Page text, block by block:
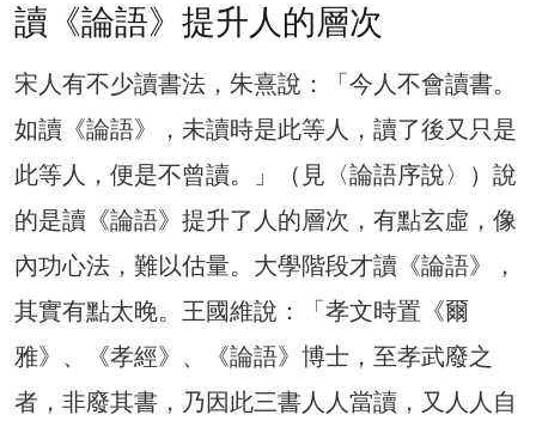
讀《論語》提升人的層次
宋人有不少讀書法，朱熹說：「今人不會讀書。
如讀《論語》，未讀時是此等人，讀了後又只是
此等人，便是不曾讀。」（見〈論語序說〉）說
的是讀《論語》提升了人的層次，有點玄虛，像
內功心法，難以估量。大學階段才讀《論語》，
其實有點太晚。王國維說：「孝文時置《爾
雅》、《孝經》、《論語》博士，至孝武廢之
者，非廢其書，乃因此三書人人當讀，又人人自